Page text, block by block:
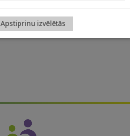
Apstiprinu izvēlētās